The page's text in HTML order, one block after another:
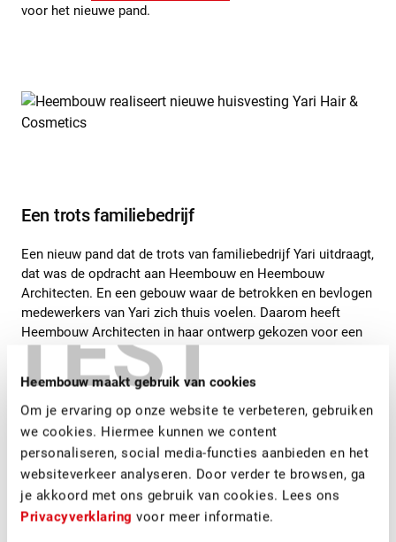
TEST
Heembouw maakt gebruik van cookies
Om je ervaring op onze website te verbeteren, gebruiken
we cookies. Hiermee kunnen we content
personaliseren, social media-functies aanbieden en het
websiteverkeer analyseren. Door verder te browsen, ga
je akkoord met ons gebruik van cookies. Lees ons
Privacyverklaring voor meer informatie.
voor het nieuwe pand.
Een trots familiebedrijf
Een nieuw pand dat de trots van familiebedrijf Yari uitdraagt,
dat was de opdracht aan Heembouw en Heembouw
Architecten. En een gebouw waar de betrokken en bevlogen
medewerkers van Yari zich thuis voelen. Daarom heeft
Heembouw Architecten in haar ontwerp gekozen voor een
ruim opgezette kantine op een prominente plek op de
eerste verdieping. Een ruimte met prachtige zichtlijnen over
het weidse landschap, uitkijkend op molen de Valk. De
kantine is dé plek voor een ontspannende werkonderbreking
waar alle medewerkers samen komen.